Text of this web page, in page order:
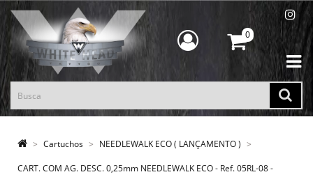
0
Cartuchos NEEDLEWALK ECO ( LANÇAMENTO )
CART. COM AG. DESC. 0,25mm NEEDLEWALK ECO - Ref. 05RL-08 -